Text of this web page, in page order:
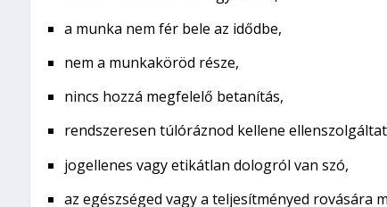
a munka nem fér bele az idődbe,
nem a munkaköröd része,
nincs hozzá megfelelő betanítás,
rendszeresen túlóráznod kellene
jogellenes vagy etikátlan dologról van szó,
az egészséged vagy a teljesítményed rovására